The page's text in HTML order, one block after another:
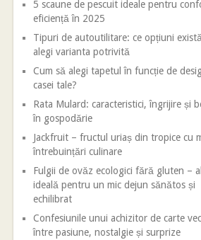
5 scaune de pescuit ideale pentru
eficiență în 2025
Tipuri de autoutilitare: ce opțiuni
alegi varianta potrivită
Cum să alegi tapetul în funcție de
casei tale?
Rata Mulard: caracteristici, îngrijire și
în gospodărie
Jackfruit – fructul uriaș din tropice cu
întrebuințări culinare
Fulgii de ovăz ecologici fără gluten –
ideală pentru un mic dejun sănătos și
echilibrat
Confesiunile unui achizitor de carte
între pasiune, nostalgie și surprize